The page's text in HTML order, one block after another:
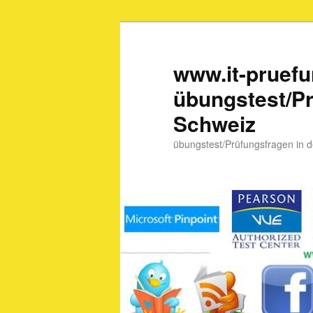
www.it-
übungstest/
Schweiz
übungstest/Prüfungsfragen in